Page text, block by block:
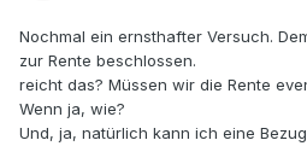
Nochmal ein ernsthafter Versuch.
zur Rente beschlossen.
reicht das? Müssen wir die Rente
Wenn ja, wie?
Und, ja, natürlich kann ich eine